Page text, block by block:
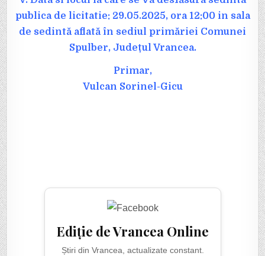
publica de licitatie: 29.05.2025, ora 12:00 in sala
de sedintă aflată în sediul primăriei Comunei
Spulber, Județul Vrancea.
Primar,
Vulcan Sorinel-Gicu
Ediție de Vrancea Online
Știri din Vrancea, actualizate constant.